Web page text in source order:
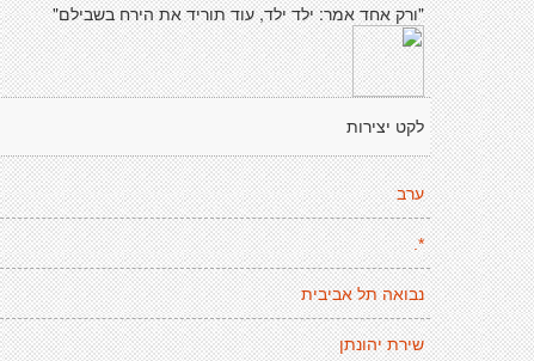
"ורק אחד אמר: ילד ילד, עוד תוריד את הירח בשבילם"
לקט יצירות
ערב
*.
נבואה תל אביבית
שירת יהונתן